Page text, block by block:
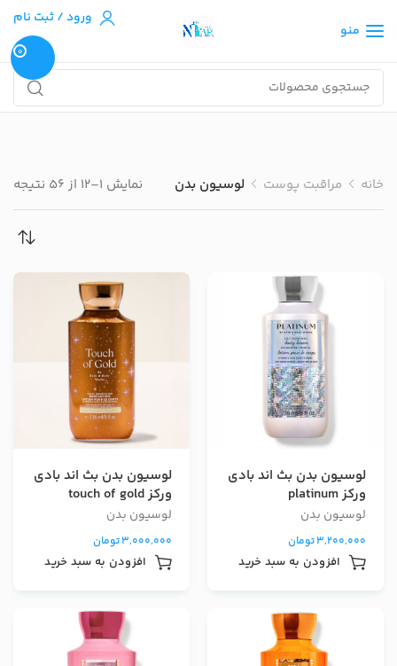
منو
ورود / ثبت نام
0
خانه مراقبت پوست لوسیون بدن نمایش 1–12 از 56 نتیجه
لوسیون بدن بث اند بادی
ورکز platinum
لوسیون بدن
3,200,000تومان
افزودن به سبد خرید
لوسیون بدن بث اند بادی
ورکز touch of gold
لوسیون بدن
3,000,000تومان
افزودن به سبد خرید